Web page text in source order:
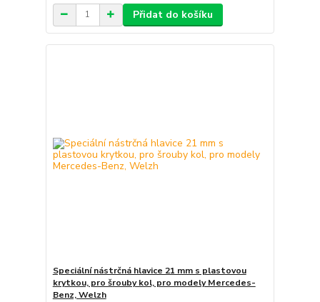
Přidat do košíku
Speciální nástrčná hlavice 21 mm s plastovou
krytkou, pro šrouby kol, pro modely Mercedes-
Benz, Welzh